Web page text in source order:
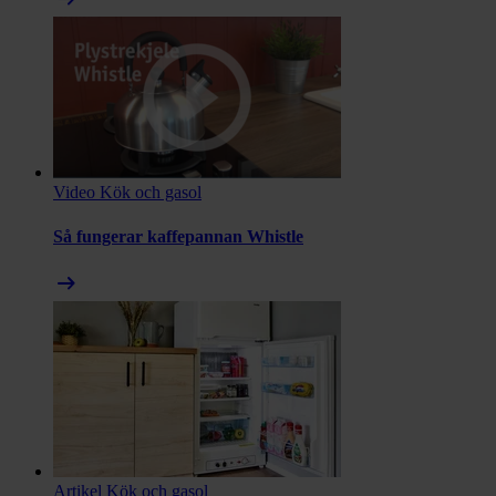
Video Kök och gasol
Så fungerar kaffepannan Whistle
arrow_right_alt
Artikel Kök och gasol